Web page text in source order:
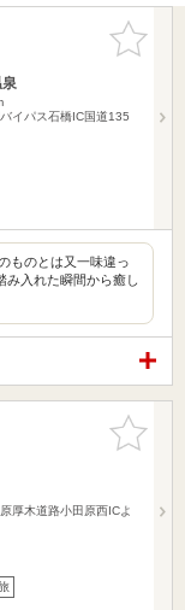
お気に入
りに追加
イパス石橋IC国道135
ものとは又一味違っ
み入れた瞬間から癒し
お気に入
りに追加
厚木道路小田原西ICよ